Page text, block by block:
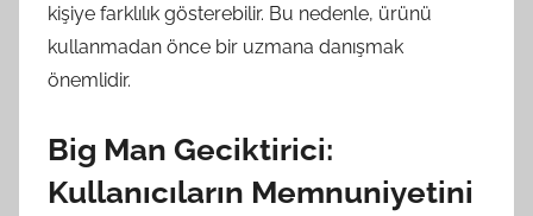
kişiye farklılık gösterebilir. Bu nedenle, ürünü
kullanmadan önce bir uzmana danışmak
önemlidir.
Big Man Geciktirici:
Kullanıcıların Memnuniyetini